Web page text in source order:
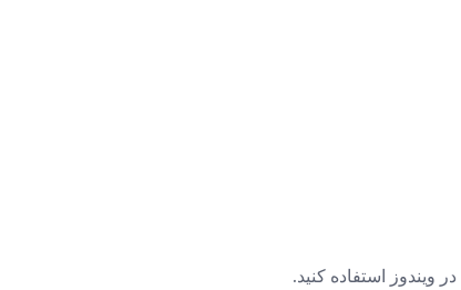
در ویندوز استفاده کنید.